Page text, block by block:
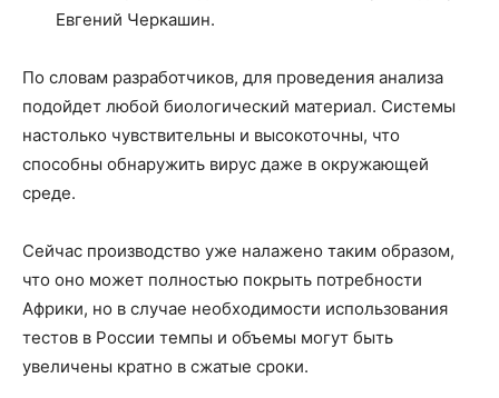
Евгений Черкашин.
По словам разработчиков, для проведения анализа
подойдет любой биологический материал. Системы
настолько чувствительны и высокоточны, что
способны обнаружить вирус даже в окружающей
среде.
Сейчас производство уже налажено таким образом,
что оно может полностью покрыть потребности
Африки, но в случае необходимости использования
тестов в России темпы и объемы могут быть
увеличены кратно в сжатые сроки.